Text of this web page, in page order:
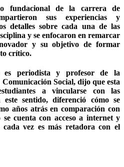
fundacional de la carrera de
sus experiencias y
detalles sobre cada una de las
y se enfocaron en remarcar
y su objetivo de formar
crítico.
es periodista y profesor de la
Social, dijo que esta
a vincularse con las
este sentido, diferenció cómo se
años atrás en comparación con
se cuenta con acceso a internet y
vez es más retadora con el